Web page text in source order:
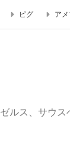
ハーツレン
ピグ ア
ルス、サウ